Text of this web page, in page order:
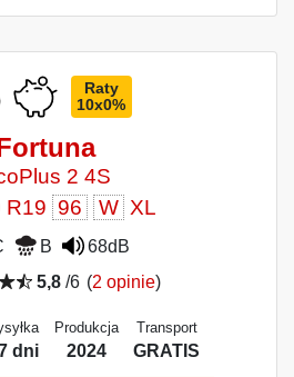
Raty
10x0%
2 4S
R19 96 W XL
B
68dB
5,8/6 (2 opinie)
dni
Produkcja
2024
Transport
GRATIS